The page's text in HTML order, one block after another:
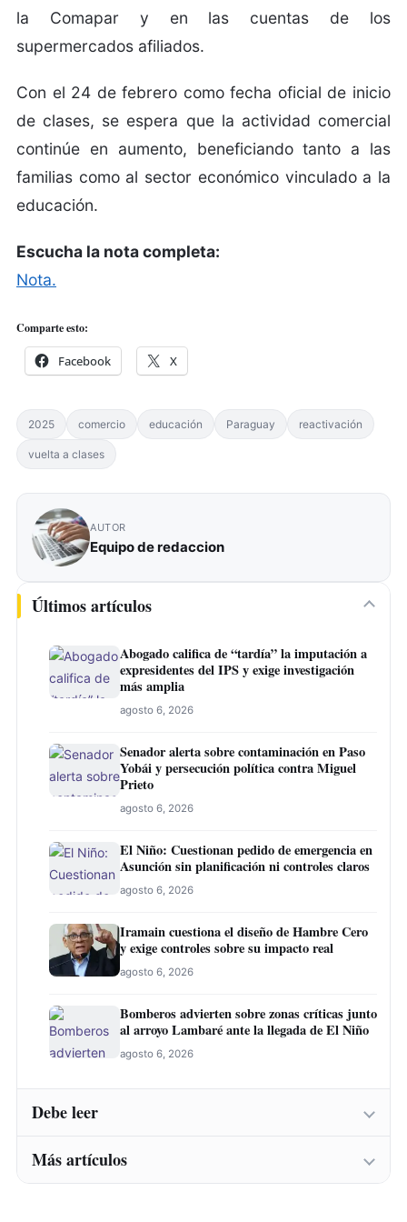
la Comapar y en las cuentas de los
supermercados afiliados.
Con el 24 de febrero como fecha oficial de inicio
de clases, se espera que la actividad comercial
continúe en aumento, beneficiando tanto a las
familias como al sector económico vinculado a la
educación.
Escucha la nota completa:
Nota.
Comparte esto:
Facebook X
2025 comercio educación Paraguay reactivación
vuelta a clases
AUTOR
Equipo de redaccion
Últimos artículos
Abogado califica de “tardía” la imputación a
expresidentes del IPS y exige investigación
más amplia
agosto 6, 2026
Senador alerta sobre contaminación en Paso
Yobái y persecución política contra Miguel
Prieto
agosto 6, 2026
El Niño: Cuestionan pedido de emergencia en
Asunción sin planificación ni controles claros
agosto 6, 2026
Iramain cuestiona el diseño de Hambre Cero
y exige controles sobre su impacto real
agosto 6, 2026
Bomberos advierten sobre zonas críticas junto
al arroyo Lambaré ante la llegada de El Niño
agosto 6, 2026
Debe leer
Abogado califica de “tardía” la imputación a
Más artículos